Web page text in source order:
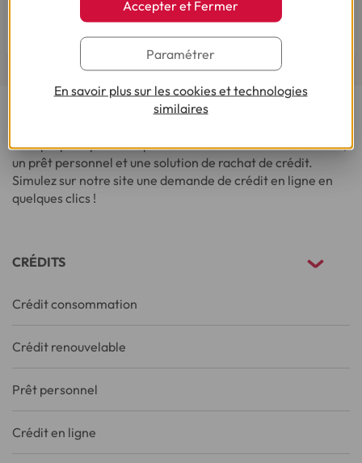
Lire les avis de nos clients
vous propose plusieurs produits : des crédits renouvelables,
un prêt personnel et une solution de rachat de crédit.
Simulez sur notre site une demande de crédit en ligne en
quelques clics !
CRÉDITS
Crédit consommation
Crédit renouvelable
Prêt personnel
Crédit en ligne
Accepter et Fermer
Paramétrer
En savoir plus sur les cookies et technologies
similaires